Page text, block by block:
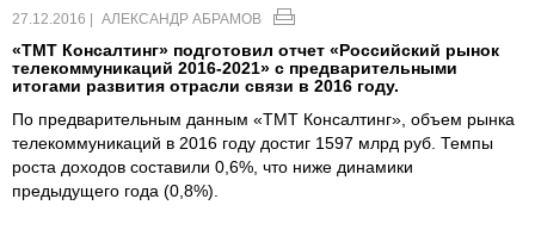
27.12.2016 | АЛЕКСАНДР АБРАМОВ
«ТМТ Консалтинг» подготовил отчет «Российский рынок
телекоммуникаций 2016-2021» с предварительными
итогами развития отрасли связи в 2016 году.
По предварительным данным «ТМТ Консалтинг», объем рынка
телекоммуникаций в 2016 году достиг 1597 млрд руб. Темпы
роста доходов составили 0,6%, что ниже динамики
предыдущего года (0,8%).